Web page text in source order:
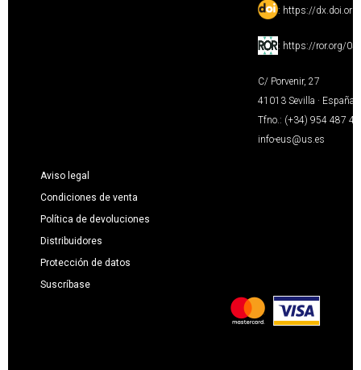
: https://
: https://ror.org/
C/ Porvenir, 27
41013 Sevilla · España
Tfno.: (+34) 954 487
info-eus@us.es
Aviso legal
Condiciones de venta
Política de devoluciones
Distribuidores
Protección de datos
Suscríbase